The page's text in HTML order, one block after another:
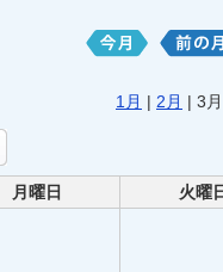
1月 | 2月 | 3
月曜日 火曜